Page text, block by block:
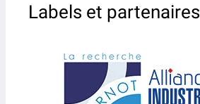
Labels et partenaires